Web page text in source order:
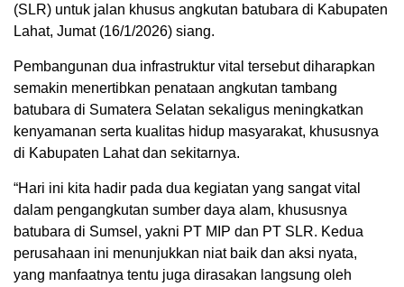
(SLR) untuk jalan khusus angkutan batubara di Kabupaten
Lahat, Jumat (16/1/2026) siang.
Pembangunan dua infrastruktur vital tersebut diharapkan
semakin menertibkan penataan angkutan tambang
batubara di Sumatera Selatan sekaligus meningkatkan
kenyamanan serta kualitas hidup masyarakat, khususnya
di Kabupaten Lahat dan sekitarnya.
“Hari ini kita hadir pada dua kegiatan yang sangat vital
dalam pengangkutan sumber daya alam, khususnya
batubara di Sumsel, yakni PT MIP dan PT SLR. Kedua
perusahaan ini menunjukkan niat baik dan aksi nyata,
yang manfaatnya tentu juga dirasakan langsung oleh